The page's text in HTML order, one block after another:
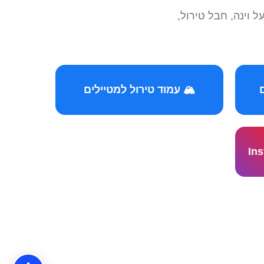
וינה, חבל טירול,
🏔️ עמוד טירול למטיילים